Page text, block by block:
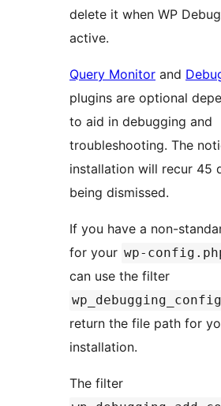
delete it when WP
active.
Query Monitor and
plugins are optional
to aid in debugging and
troubleshooting. The
installation will recur 45
being dismissed.
If you have a non-
for your wp-
can use the filter
return the file path for
installation.
The filter